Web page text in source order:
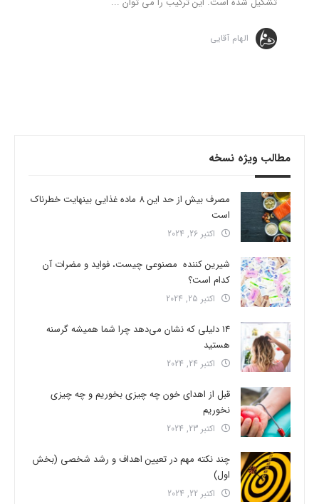
الهام آقایی
مطالب ویژه نسخه
مصرف بیش از حد این 8 ماده غذایی بینهایت خطرناک
است
اکتبر 26, 2024
شیرین کننده مصنوعی چیست، فواید و مضرات آن
کدام است؟
اکتبر 25, 2024
14 دلیلی که نشان می‌دهد چرا شما همیشه گرسنه
هستید
اکتبر 24, 2024
قبل از اهدای خون چه چیزی بخوریم و چه چیزی
نخوریم
اکتبر 23, 2024
چند نکته مهم در تعیین اهداف و رشد شخصی (بخش
اول)
اکتبر 22, 2024